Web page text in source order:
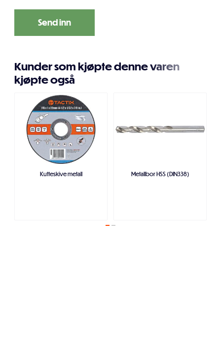
Kunder som kjøpte denne varen
kjøpte også
Kutteskive metall Metallbor HSS (DIN338)